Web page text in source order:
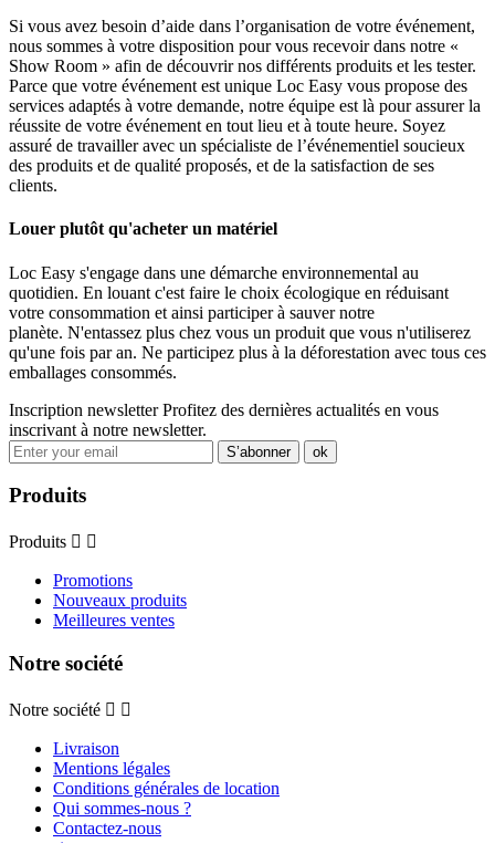
Si vous avez besoin d’aide dans l’organisation de votre événement,
nous sommes à votre disposition pour vous recevoir dans notre «
Show Room » afin de découvrir nos différents produits et les tester.
Parce que votre événement est unique Loc Easy vous propose des
services adaptés à votre demande, notre équipe est là pour assurer la
réussite de votre événement en tout lieu et à toute heure. Soyez
assuré de travailler avec un spécialiste de l’événementiel soucieux
des produits et de qualité proposés, et de la satisfaction de ses
clients.
Louer plutôt qu'acheter un matériel
Loc Easy s'engage dans une démarche environnemental au
quotidien. En louant c'est faire le choix écologique en réduisant
votre consommation et ainsi participer à sauver notre
planète. N'entassez plus chez vous un produit que vous n'utiliserez
qu'une fois par an. Ne participez plus à la déforestation avec tous ces
emballages consommés.
Inscription newsletter Profitez des dernières actualités en vous
inscrivant à notre newsletter.
Produits
Produits  
Promotions
Nouveaux produits
Meilleures ventes
Notre société
Notre société  
Livraison
Mentions légales
Conditions générales de location
Qui sommes-nous ?
Contactez-nous